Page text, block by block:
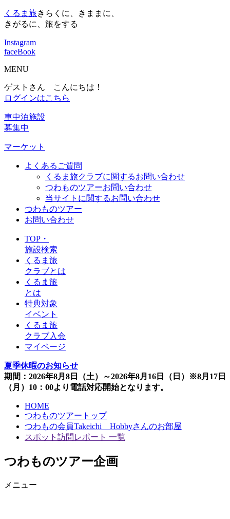
くるま旅きらくに、きままに、
きがるに、旅をする
Instagram
faceBook
MENU
ゲストさん こんにちは！
ログインはこちら
車中泊施設
募集中
マーケット
よくあるご質問
くるま旅クラブに関するお問い合わせ
つわものツアーお問い合わせ
当サイトに関するお問い合わせ
つわものツアー
お問い合わせ
TOP・
施設検索
くるま旅
クラブとは
くるま旅
とは
特典対象
イベント
くるま旅
クラブ入会
マイページ
夏季休暇のお知らせ
期間：2026年8月8日（土）～2026年8月16日（日）※8月17日
（月）10：00より電話対応開始となります。
HOME
つわものツアートップ
つわもの会員Takeichi＿Hobbyさんのお部屋
スポット訪問レポート 一覧
つわものツアー企画
メニュー